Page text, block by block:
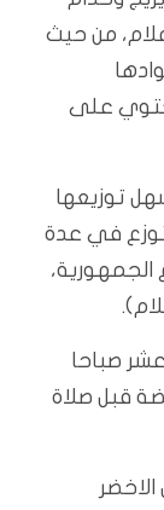
من حيث
على
من 25 علم، ليسهل توزيعها
في عدة
الجمهورية،
عشر صباحا
قبل صلاة
الاخضر